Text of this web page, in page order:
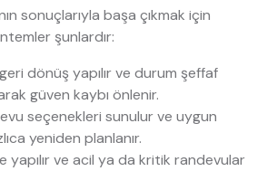
sonuçlarıyla başa çıkmak için
şunlardır:
dönüş yapılır ve durum şeffaf
güven kaybı önlenir.
seçenekleri sunulur ve uygun
yeniden planlanır.
yapılır ve acil ya da kritik randevular